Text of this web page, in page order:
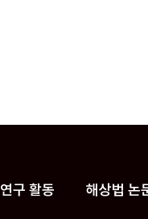
연구 활동 해상법 논